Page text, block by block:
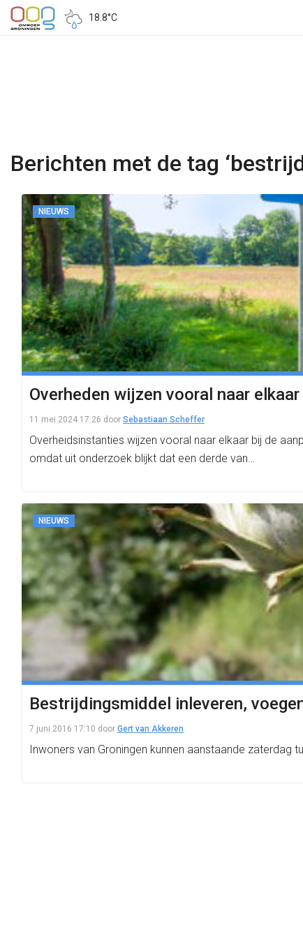
18.8°C
Berichten met de tag
NIEUWS
Overheden wijzen vooral naar
11 mei 2024 17:26 door Sebastiaan Scheffer
Overheidsinstanties wijzen vooral naar elkaar bij de
omdat uit onderzoek blijkt dat een derde van…
NIEUWS
Bestrijdingsmiddel inleveren,
7 juni 2016 17:10 door Gert van Akkeren
Inwoners van Groningen kunnen aanstaande zaterdag